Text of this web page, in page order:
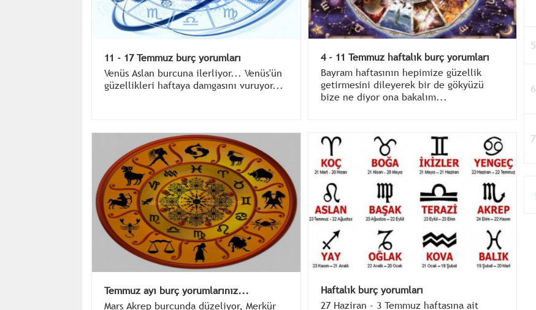
11 - 17 Temmuz burç yorumları
Venüs Aslan burcuna ilerliyor... Venüs'ün
güzellikleri haftaya damgasını vuruyor...
4 - 11 Temmuz haftalık burç yorumları
Bayram haftasının hepimize güzellik
getirmesini dileyerek bir de gökyüzü
bize ne diyor ona bakalım...
Temmuz ayı burç yorumlarınız...
Mars Akrep burcunda düzeliyor, Merkür
Haftalık burç yorumları
27 Haziran - 3 Temmuz haftasına ait